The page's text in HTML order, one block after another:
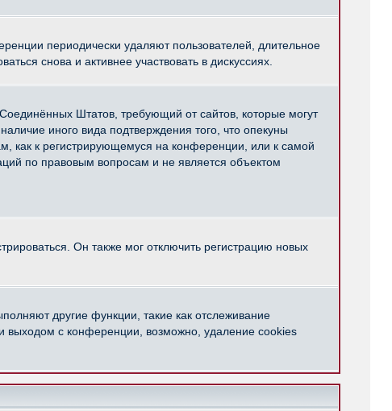
периодически удаляют пользователей, длительное
снова и активнее участвовать в дискуссиях.
Штатов, требующий от сайтов, которые могут
иного вида подтверждения того, что опекуны
как к регистрирующемуся на конференции, или к самой
по правовым вопросам и не является объектом
Он также мог отключить регистрацию новых
другие функции, такие как отслеживание
выходом с конференции, возможно, удаление cookies